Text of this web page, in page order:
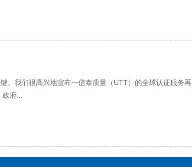
。我们很高兴地宣布一信泰质量（UTT）的全球认证服务再
政府...